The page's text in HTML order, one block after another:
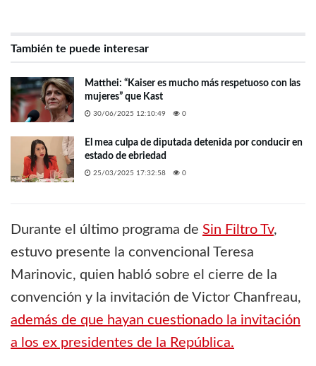
También te puede interesar
Matthei: “Kaiser es mucho más respetuoso con las
mujeres” que Kast
30/06/2025 12:10:49 0
El mea culpa de diputada detenida por conducir en
estado de ebriedad
25/03/2025 17:32:58 0
Durante el último programa de Sin Filtro Tv,
estuvo presente la convencional Teresa
Marinovic, quien habló sobre el cierre de la
convención y la invitación de Victor Chanfreau,
además de que hayan cuestionado la invitación
a los ex presidentes de la República.